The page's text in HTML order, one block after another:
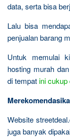
data, serta bisa
Lalu bisa
penjualan barang
Untuk memulai
hosting murah
di tempatini cukup
Website
juga banyak